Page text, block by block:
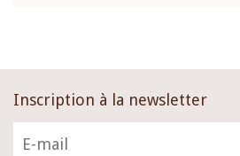
Inscription à la newsletter